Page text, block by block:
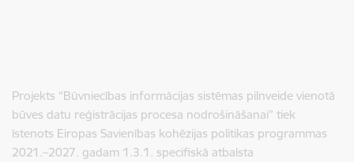
Projekts “Būvniecības informācijas sistēmas pilnveide vienotā
būves datu reģistrācijas procesa nodrošināšanai” tiek
īstenots Eiropas Savienības kohēzijas politikas programmas
2021.–2027. gadam 1.3.1. specifiskā atbalsta